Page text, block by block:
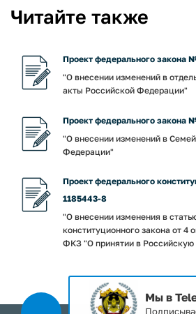
Читайте также
Проект федерального закона
"О внесении изменений в
акты Российской Федерации"
Проект федерального закона
"О внесении изменений в
Федерации"
Проект федерального
1185443-8
"О внесении изменения в
конституционного закона от 4
ФКЗ "О принятии в
Мы в